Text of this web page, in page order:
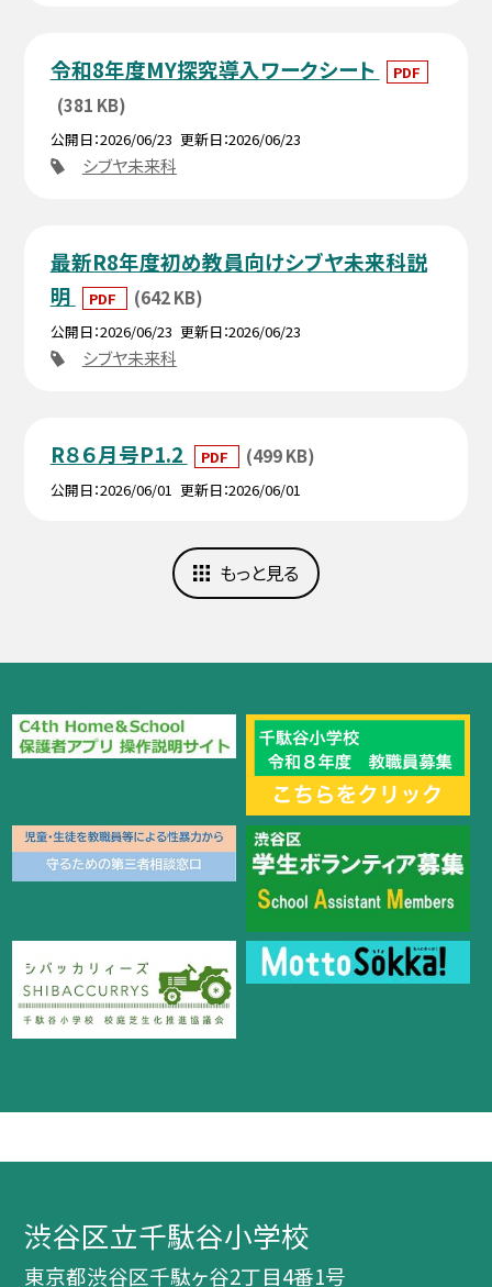
令和8年度MY探究導入ワークシート PDF
(381 KB)
公開日 2026/06/23 更新日 2026/06/23
シブヤ未来科
最新R8年度初め教員向けシブヤ未来科説
明
PDF (642 KB)
公開日 2026/06/23 更新日 2026/06/23
シブヤ未来科
R８６月号P1.2 PDF (499 KB)
公開日 2026/06/01 更新日 2026/06/01
もっと見る
渋谷区立千駄谷小学校
東京都渋谷区千駄ヶ谷2丁目4番1号